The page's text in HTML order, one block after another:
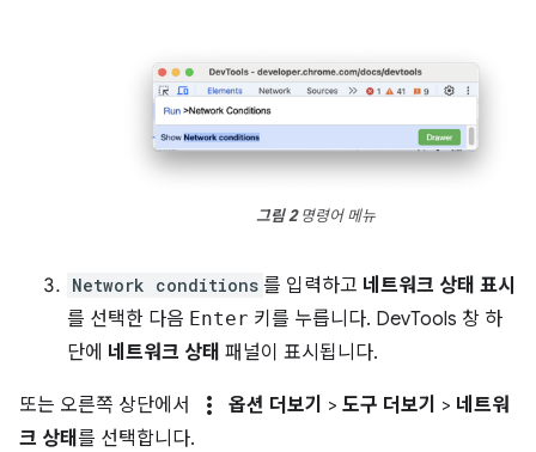
그림 2명령어 메뉴
Network conditions 를 입력하고 네트워크 상태 표시
를 선택한 다음 Enter 키를 누릅니다. DevTools 창 하
단에 네트워크 상태 패널이 표시됩니다.
또는 오른쪽 상단에서 more_vert 옵션 더보기 > 도구 더보기 > 네트워
크 상태 를 선택합니다.